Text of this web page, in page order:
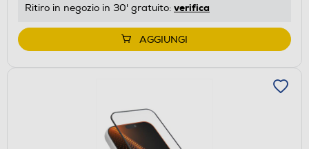
Ritiro in negozio in 30' gratuito: verifica
AGGIUNGI